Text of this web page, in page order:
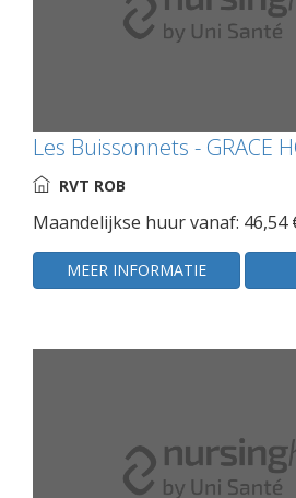
Les Buissonnets - GRACE
RVT ROB
Maandelijkse huur vanaf: 46,54
MEER INFORMATIE